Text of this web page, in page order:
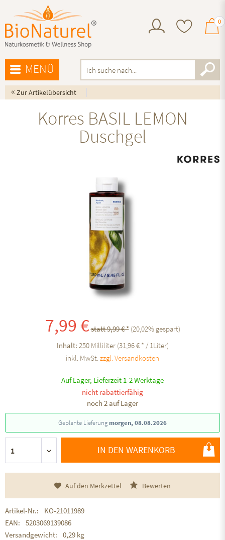
0
MENÜ
« Zur Artikelübersicht
Korres BASIL LEMON
Duschgel
7,99 €statt 9,99 € * (20,02% gespart)
Inhalt: 250 Milliliter (31,96 € * / 1Liter)
inkl. MwSt.zzgl. Versandkosten
Auf Lager, Lieferzeit 1-2 Werktage
nicht rabattierfähig
noch 2 auf Lager
Geplante Lieferungmorgen, 08.08.2026
IN DEN WARENKORB
Auf den Merkzettel Bewerten
Artikel-Nr.:
KO-21011989
EAN:
5203069139086
Versandgewicht:
0,29 kg